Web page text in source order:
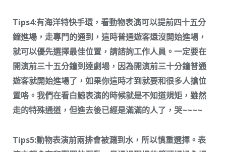
Tips4:有海洋特快手環，看動物表演可以提前四十五分
鐘進場，走專門的通到，這時普通遊客還沒開始進場，
就可以優先選擇最佳位置，請諮詢工作人員。一定要在
開演前三十五分鐘到達劇場，因為開演前三十分鐘普通
遊客就開始進場了，如果你這時才到就要和很多人搶位
置咯。我們在看白鯨表演的時候就是不知道規矩，雖然
走的特殊通道，但進去後已經是滿滿的人了，哭~~~~
Tips5:動物表演前兩排會被濺到水，所以慎重選擇。表